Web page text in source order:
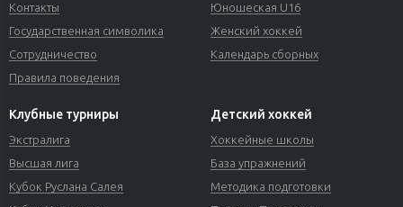
Контакты
Государственная символика
Сотрудничество
Правила поведения
Юношеская U16
Женский хоккей
Календарь сборных
Клубные турниры
Экстралига
Высшая лига
Кубок Руслана Салея
Детский хоккей
Хоккейные школы
База упражнений
Методика подготовки